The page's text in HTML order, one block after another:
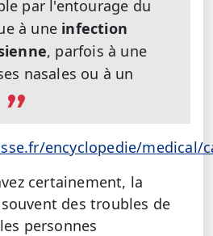
par l'entourage du
à une infection
, parfois à une
nasales ou à un
encyclopedie/medical/
certainement, la
des troubles de
personnes